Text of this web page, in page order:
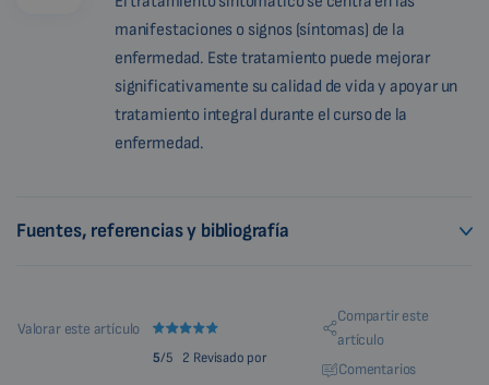
manifestaciones o signos (síntomas) de la
enfermedad. Este tratamiento puede mejorar
significativamente su calidad de vida y apoyar un
tratamiento integral durante el curso de la
enfermedad.
Fuentes, referencias y bibliografía
Valorar este artículo
5/5 2 Revisado por
Compartir este
artículo
Comentarios